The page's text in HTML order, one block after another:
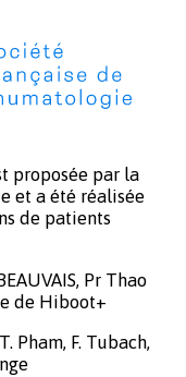
proposée par la
et a été réalisée
de patients
Pr Thao
de Hiboot+
Pham, F. Tubach,